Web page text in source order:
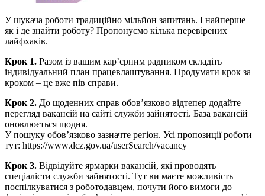
У шукача роботи традиційно мільйон запитань. І найперше –
як і де знайти роботу? Пропонуємо кілька перевірених
лайфхаків.
Крок 1. Разом із вашим кар’єрним радником складіть
індивідуальний план працевлаштування. Продумати крок за
кроком – це вже пів справи.
Крок 2. До щоденних справ обов’язково відтепер додайте
перегляд вакансій на сайті служби зайнятості. База вакансій
оновлюється щодня.
У пошуку обов’язково зазначте регіон. Усі пропозиції роботи
тут: https://www.dcz.gov.ua/userSearch/vacancy
Крок 3. Відвідуйте ярмарки вакансій, які проводять
спеціалісти служби зайнятості. Тут ви маєте можливість
поспілкуватися з роботодавцем, почути його вимоги до